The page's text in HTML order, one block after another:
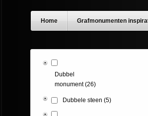
Home Grafmonumenten
Dubbel
monument (26)
Dubbele steen (5)